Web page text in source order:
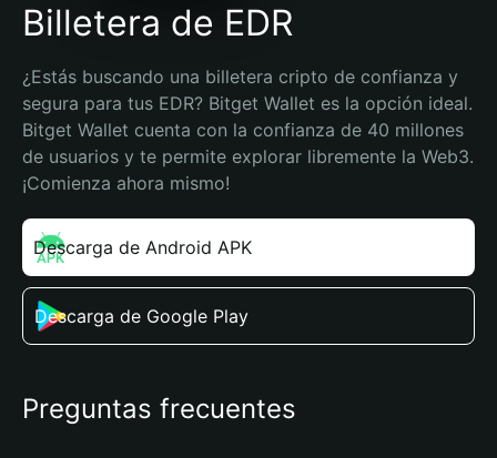
Billetera de EDR
¿Estás buscando una billetera cripto de confianza y
segura para tus EDR? Bitget Wallet es la opción ideal.
Bitget Wallet cuenta con la confianza de 40 millones
de usuarios y te permite explorar libremente la Web3.
¡Comienza ahora mismo!
Descarga de Android APK
Descarga de Google Play
Preguntas frecuentes